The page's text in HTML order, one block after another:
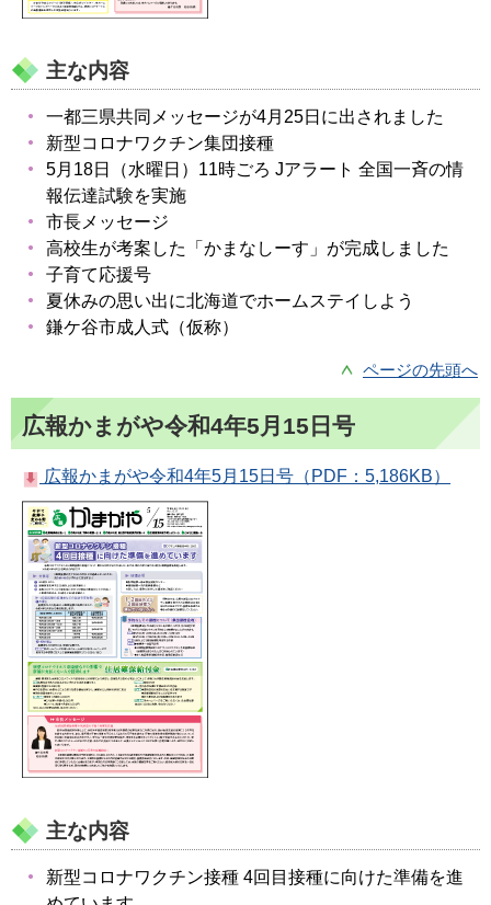
主な内容
一都三県共同メッセージが4月25日に出されました
新型コロナワクチン集団接種
5月18日（水曜日）11時ごろ Jアラート 全国一斉の情
報伝達試験を実施
市長メッセージ
高校生が考案した「かまなしーす」が完成しました
子育て応援号
夏休みの思い出に北海道でホームステイしよう
鎌ケ谷市成人式（仮称）
ページの先頭へ
広報かまがや令和4年5月15日号
広報かまがや令和4年5月15日号（PDF：5,186KB）
主な内容
新型コロナワクチン接種 4回目接種に向けた準備を進